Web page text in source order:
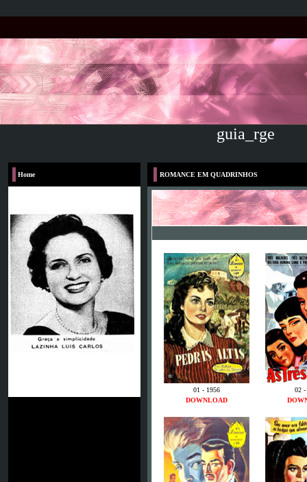
guia_rge
Home ROMANCE EM QUADRINHOS
01 - 1956
02 -
DOWNLOAD